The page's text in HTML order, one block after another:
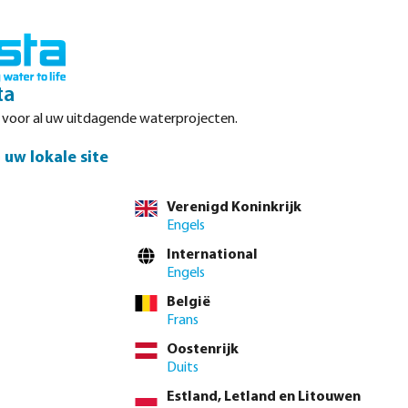
direct via de
2 1/2" 3" 4"
neem contact op met de verkoopafdeling
voor al uw uitdagende waterprojecten.
uw lokale site
Verenigd Koninkrijk
Engels
International
Engels
België
Frans
Oostenrijk
Duits
Estland, Letland en Litouwen